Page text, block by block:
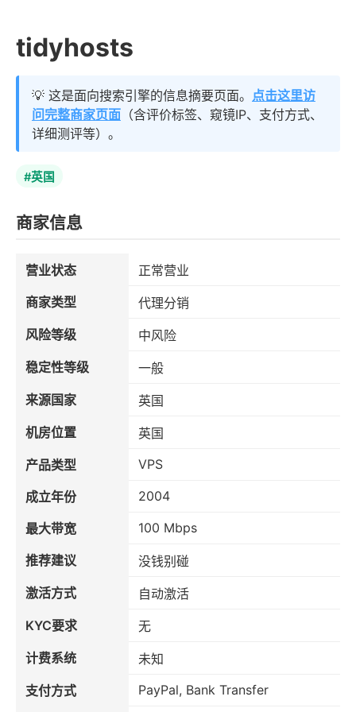
tidyhosts
💡 这是面向搜索引擎的信息摘要页面。 点击这里访
问完整商家页面 （含评价标签、窥镜IP、支付方式、
详细测评等）。
#英国
商家信息
营业状态
正常营业
商家类型
代理分销
风险等级
中风险
稳定性等级
一般
来源国家
英国
机房位置
英国
产品类型
VPS
成立年份 2004
最大带宽 100 Mbps
推荐建议
没钱别碰
激活方式
自动激活
KYC要求
无
计费系统
未知
支付方式
PayPal, Bank Transfer